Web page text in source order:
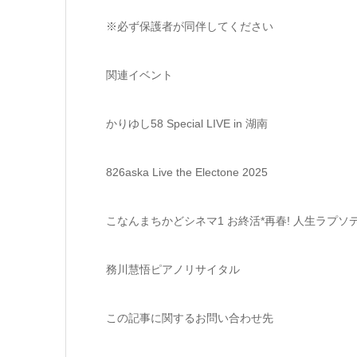
※必ず保護者が同伴してください
関連イベント
かりゆし58 Special LIVE in 湖南
826aska Live the Electone 2025
こなんまちかどシネマ1 お終活*再春! 人生ラプソ
務川慧悟ピアノリサイタル
この記事に関するお問い合わせ先